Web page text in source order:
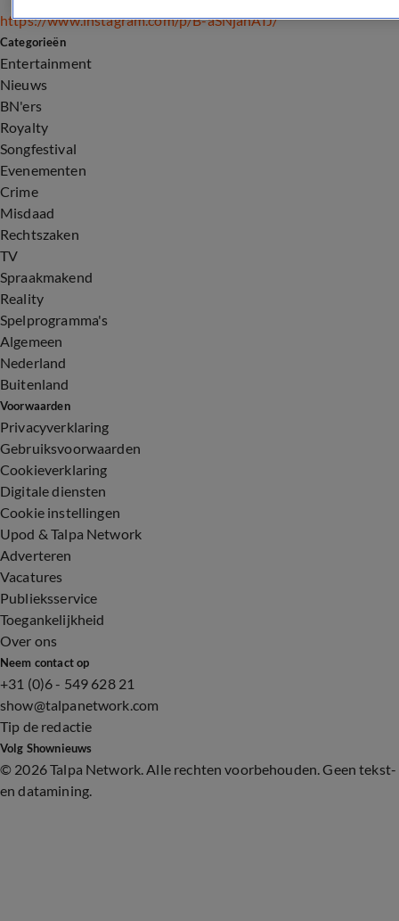
https://www.instagram.com/p/B-aSNjanAIJ/
Categorieën
Entertainment
Nieuws
BN'ers
Royalty
Songfestival
Evenementen
Crime
Misdaad
Rechtszaken
TV
Spraakmakend
Reality
Spelprogramma's
Algemeen
Nederland
Buitenland
Voorwaarden
Privacyverklaring
Gebruiksvoorwaarden
Cookieverklaring
Digitale diensten
Cookie instellingen
Upod & Talpa Network
Adverteren
Vacatures
Publieksservice
Toegankelijkheid
Over ons
Neem contact op
+31 (0)6 - 549 628 21
show@talpanetwork.com
Tip de redactie
Volg Shownieuws
© 2026 Talpa Network. Alle rechten voorbehouden. Geen tekst-
en datamining.